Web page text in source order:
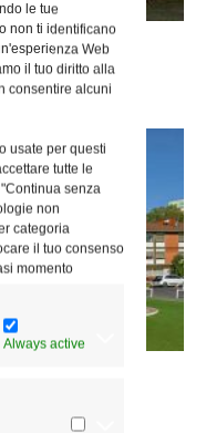
le tue
non ti identificano
Web
il tuo diritto alla
consentire alcuni
usate per questi
tutte le
senza
non
categoria
il tuo consenso
momento
Always active
mariana a
di